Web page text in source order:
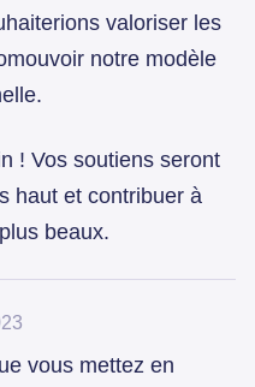
valoriser les
notre modèle
! Vos soutiens seront
haut et contribuer à
beaux.
vous mettez en